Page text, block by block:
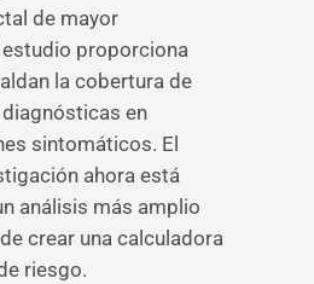
de mayor
proporciona
la cobertura de
en
sintomáticos. El
ahora está
análisis más amplio
crear una calculadora
riesgo.